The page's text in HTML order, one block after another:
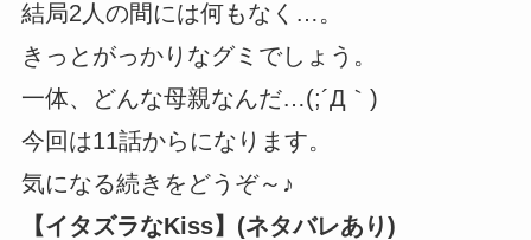
結局2人の間には何もなく…。
きっとがっかりなグミでしょう。
一体、どんな母親なんだ…(;´Д｀)
今回は11話からになります。
気になる続きをどうぞ～♪
【イタズラなKiss】(ネタバレあり)